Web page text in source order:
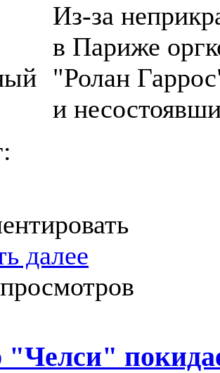
Из-за
в Париже
"Ролан
и
далее
"Челси"